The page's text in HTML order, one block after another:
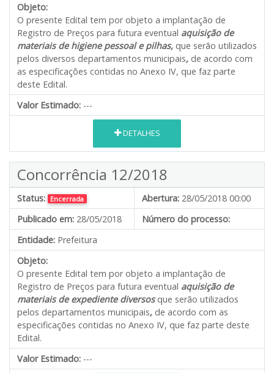
Objeto:
O presente Edital tem por objeto a implantação de
Registro de Preços para futura eventual aquisição de
materiais de higiene pessoal e pilhas, que serão utilizados
pelos diversos departamentos municipais, de acordo com
as especificações contidas no Anexo IV, que faz parte
deste Edital.
Valor Estimado: ---
DETALHES
Concorrência 12/2018
Status: Encerrada Abertura: 28/05/2018 00:00
Publicado em: 28/05/2018
Número do processo:
Entidade: Prefeitura
Objeto:
O presente Edital tem por objeto a implantação de
Registro de Preços para futura eventual aquisição de
materiais de expediente diversosque serão utilizados
pelos departamentos municipais, de acordo com as
especificações contidas no Anexo IV, que faz parte deste
Edital.
Valor Estimado: ---